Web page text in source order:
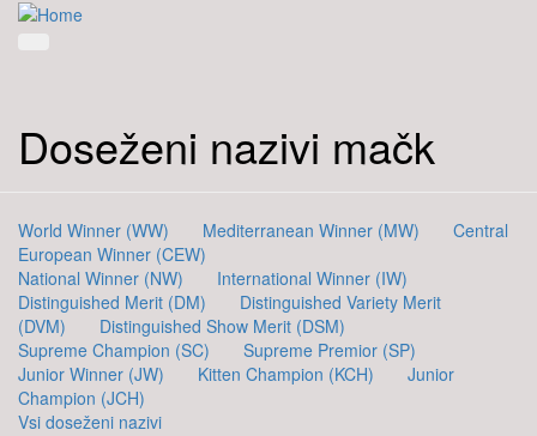
Doseženi nazivi mačk
World Winner (WW) Mediterranean Winner (MW)
Central
European Winner (CEW)
National Winner (NW)
International Winner (IW)
Distinguished Merit (DM)
Distinguished Variety Merit
(DVM)
Distinguished Show Merit (DSM)
Supreme Champion (SC)
Supreme Premior (SP)
Junior Winner (JW)
Kitten Champion (KCH)
Junior
Champion (JCH)
Vsi doseženi nazivi